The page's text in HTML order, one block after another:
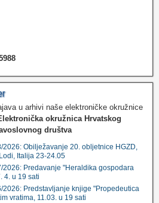
u arhivi naše elektroničke okružnice
okružnica Hrvatskog
društva
2026: Obilježavanje 20. obljetnice HGZD,
Italija 23-24.05
2026: Predavanje "Heraldika gospodara
4. u 19 sati
2026: Predstavljanje knjige "Propedeutica
vratima, 11.03. u 19 sati